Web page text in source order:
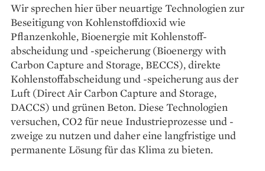
Wir sprechen hier über neuartige Technologien zur
Beseitigung von Kohlenstoffdioxid wie
Pflanzenkohle, Bioenergie mit Kohlenstoff­
abscheidung und -speicherung (Bioenergy with
Carbon Capture and Storage, BECCS), direkte
Kohlenstoffabscheidung und -speicherung aus der
Luft (Direct Air Carbon Capture and Storage,
DACCS) und grünen Beton. Diese Technologien
versuchen, CO2 für neue Industrieprozesse und -
zweige zu nutzen und daher eine langfristige und
permanente Lösung für das Klima zu bieten.